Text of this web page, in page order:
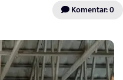
Komentar: 0